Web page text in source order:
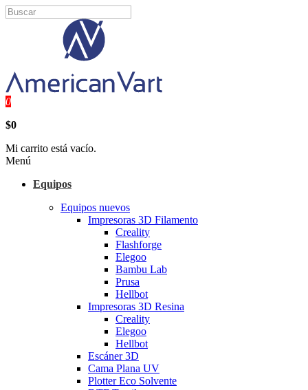
0
$0
Mi carrito está vacío.
Menú
Equipos
Equipos nuevos
Impresoras 3D Filamento
Creality
Flashforge
Elegoo
Bambu Lab
Prusa
Hellbot
Impresoras 3D Resina
Creality
Elegoo
Hellbot
Escáner 3D
Cama Plana UV
Plotter Eco Solvente